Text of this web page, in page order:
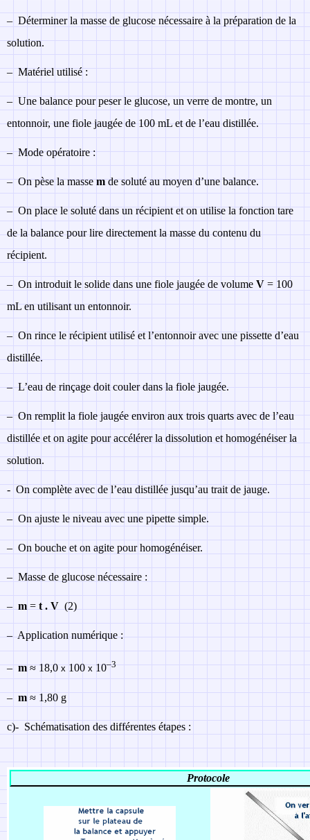
– Déterminer la masse de glucose nécessaire à la préparation de la
solution.
– Matériel utilisé :
– Une balance pour peser le glucose, un verre de montre, un
entonnoir, une fiole jaugée de 100 mL et de l’eau distillée.
– Mode opératoire :
– On pèse la masse m de soluté au moyen d’une balance.
– On place le soluté dans un récipient et on utilise la fonction tare
de la balance pour lire directement la masse du contenu du
récipient.
– On introduit le solide dans une fiole jaugée de volume V = 100
mL en utilisant un entonnoir.
– On rince le récipient utilisé et l’entonnoir avec une pissette d’eau
distillée.
– L’eau de rinçage doit couler dans la fiole jaugée.
– On remplit la fiole jaugée environ aux trois quarts avec de l’eau
distillée et on agite pour accélérer la dissolution et homogénéiser la
solution.
- On complète avec de l’eau distillée jusqu’au trait de jauge.
– On ajuste le niveau avec une pipette simple.
– On bouche et on agite pour homogénéiser.
– Masse de glucose nécessaire :
– m = t . V (2)
– Application numérique :
– m ≈ 18,0 x 100 x 10–3
– m ≈ 1,80 g
c)- Schématisation des différentes étapes :
Protocole